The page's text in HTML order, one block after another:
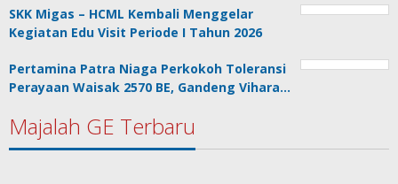
SKK Migas – HCML Kembali Menggelar
Kegiatan Edu Visit Periode I Tahun 2026
Pertamina Patra Niaga Perkokoh Toleransi
Perayaan Waisak 2570 BE, Gandeng Vihara…
Majalah GE Terbaru